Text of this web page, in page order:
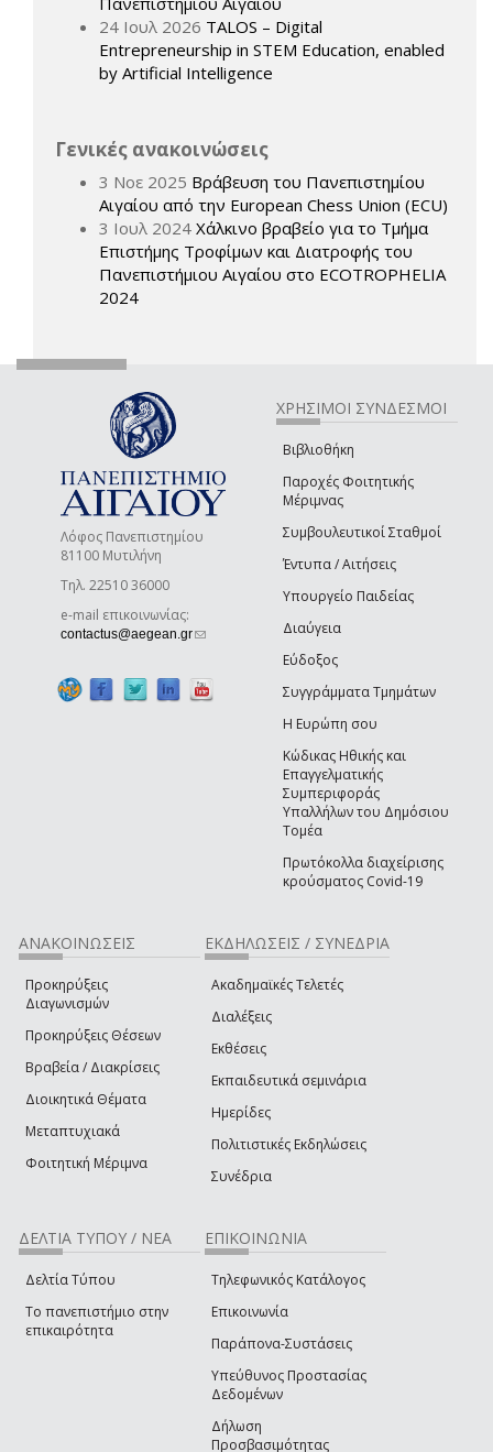
24 Ιουλ 2026 TALOS – Digital
Entrepreneurship in STEM Education, enabled
by Artificial Intelligence
Γενικές ανακοινώσεις
3 Νοε 2025 Βράβευση του Πανεπιστημίου
Αιγαίου από την European Chess Union (ECU)
3 Ιουλ 2024 Χάλκινο βραβείο για το Τμήμα
Επιστήμης Τροφίμων και Διατροφής του
Πανεπιστήμιου Αιγαίου στο ECOTROPHELIA
2024
Λόφος Πανεπιστημίου
81100 Μυτιλήνη
Τηλ. 22510 36000
e-mail επικοινωνίας:
contactus@aegean.gr(link sends e-mail)
ΧΡΗΣΙΜΟΙ ΣΥΝΔΕΣΜΟΙ
Βιβλιοθήκη
Παροχές Φοιτητικής
Μέριμνας
Συμβουλευτικοί Σταθμοί
Έντυπα / Αιτήσεις
Υπουργείο Παιδείας
Διαύγεια
Εύδοξος
Συγγράμματα Τμημάτων
Η Ευρώπη σου
Κώδικας Ηθικής και
Επαγγελματικής
Συμπεριφοράς
Υπαλλήλων του Δημόσιου
Τομέα
Πρωτόκολλα διαχείρισης
κρούσματος Covid-19
ΑΝΑΚΟΙΝΩΣΕΙΣ
Προκηρύξεις
Διαγωνισμών
Προκηρύξεις Θέσεων
Βραβεία / Διακρίσεις
Διοικητικά Θέματα
Μεταπτυχιακά
Φοιτητική Μέριμνα
ΕΚΔΗΛΩΣΕΙΣ / ΣΥΝΕΔΡΙΑ
Ακαδημαϊκές Τελετές
Διαλέξεις
Εκθέσεις
Εκπαιδευτικά σεμινάρια
Ημερίδες
Πολιτιστικές Εκδηλώσεις
Συνέδρια
ΔΕΛΤΙΑ ΤΥΠΟΥ / ΝΕΑ
Δελτία Τύπου
Το πανεπιστήμιο στην
επικαιρότητα
ΕΠΙΚΟΙΝΩΝΙΑ
Τηλεφωνικός Κατάλογος
Επικοινωνία
Παράπονα-Συστάσεις
Υπεύθυνος Προστασίας
Δεδομένων
Δήλωση
Προσβασιμότητας